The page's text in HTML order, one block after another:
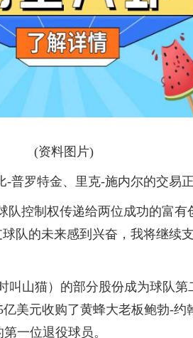
(资料图片)
普罗特金、里克-施内尔的交易正
队控制权传递给两位成功的富
队的未来感到兴奋，我将继续
叫山猫）的部分股份成为球队
美元收购了黄蜂大老板鲍勃-
一位退役球员。